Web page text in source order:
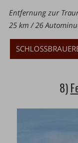
Entfernung zur
25 km / 26
8)